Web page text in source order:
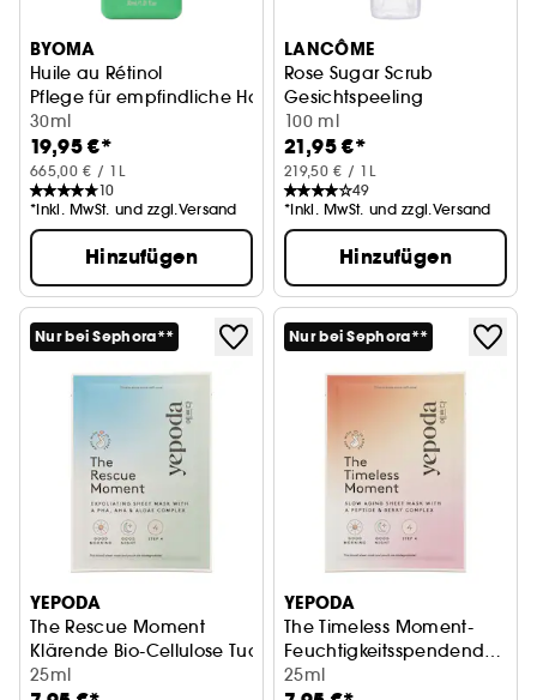
BYOMA
Huile au Rétinol
Pflege für empfindliche Haut
30ml
19,95 €*
665,00 € / 1L
10
*Inkl. MwSt. und zzgl.Versand
Hinzufügen
LANCÔME
Rose Sugar Scrub
Gesichtspeeling
100 ml
21,95 €*
219,50 € / 1L
49
*Inkl. MwSt. und zzgl.Versand
Hinzufügen
Nur bei Sephora**
YEPODA
The Rescue Moment
Klärende Bio-Cellulose Tuchmaske mit PHA, AHA und
25ml
Nur bei Sephora**
YEPODA
The Timeless Moment-
Feuchtigkeitsspendende,
Slow Aging Tuchmaske
25ml